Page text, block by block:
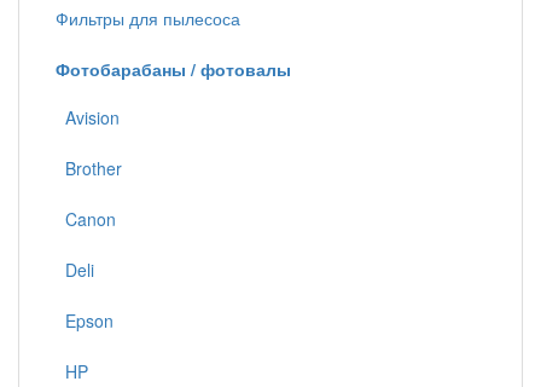
Фильтры для пылесоса
Фотобарабаны / фотовалы
Avision
Brother
Canon
Deli
Epson
HP